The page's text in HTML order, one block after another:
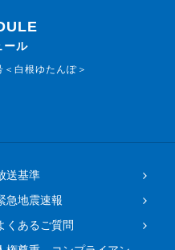
ール
白根ゆたんぽ＞
送基準
急地震速報
くあるご質問